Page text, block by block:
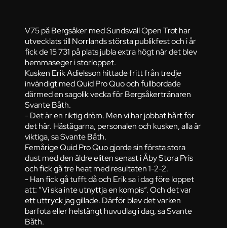
V75 på Bergsåker med Sundsvall Open Trot har
utvecklats till Norrlands största publikfest och i år
fick de 15 731 på plats jubla extra högt när det blev
hemmaseger i storloppet.
Kusken Erik Adielsson hittade fritt från tredje
invändigt med Quid Pro Quo och fullbordade
därmed en sagolik vecka för Bergsåkertränaren
Svante Båth.
- Det är en riktig dröm. Men vi har jobbat hårt för
det här. Hästägarna, personalen och kusken, alla är
viktiga, sa Svante Båth.
Femårige Quid Pro Quo gjorde sin första stora
dust med den äldre eliten senast i Åby Stora Pris
och fick gå tre heat med resultaten 1-2-2.
- Han fick gå tufft då och Erik sa i dag före loppet
att: ”Vi ska inte utnyttja en kompis”. Och det var
ett uttryck jag gillade. Därför blev det varken
barfota eller helstängt huvudlag i dag, sa Svante
Båth.